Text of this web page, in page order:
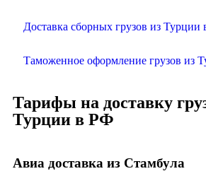
Доставка сборных грузов из Турции
Таможенное оформление грузов из
Тарифы на доставку
Турции в РФ
Авиа доставка из Стамбула